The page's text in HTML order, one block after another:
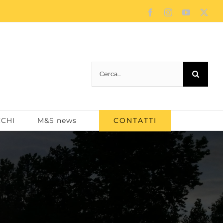
FacebookInstagramYouTube
per:
M&S news CONTATTI